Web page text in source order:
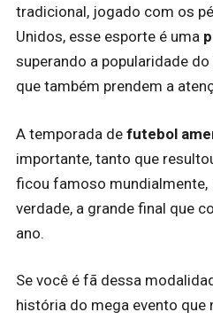
tradicional, jogado com os
Unidos, esse esporte é uma
superando a popularidade
que também prendem a
A temporada de futebol
importante, tanto que
ficou famoso mundialmente,
verdade, a grande final que
ano.
Se você é fã dessa
história do mega evento que